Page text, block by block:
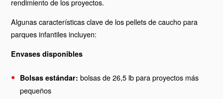
Algunas características clave de los pellets de caucho para
parques infantiles incluyen:
Envases disponibles
Bolsas estándar: bolsas de 26,5 lb para proyectos más
pequeños